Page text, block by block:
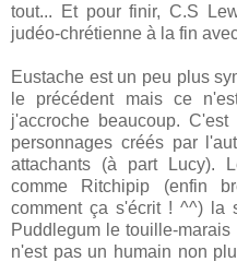
tout... Et pour finir, C.S
judéo-chrétienne à la fin
Eustache est un peu plus
le précédent mais ce
j'accroche beaucoup.
personnages créés par
attachants (à part Lucy).
comme Ritchipip (enfin
comment ça s'écrit ! ^^) la
Puddlegum le touille-
n'est pas un humain non